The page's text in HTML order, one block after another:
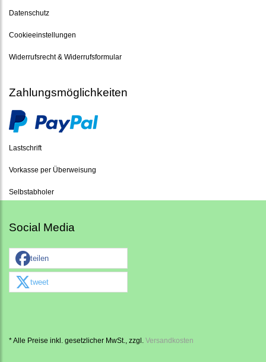
Datenschutz
Cookieeinstellungen
Widerrufsrecht & Widerrufsformular
Zahlungsmöglichkeiten
Lastschrift
Vorkasse per Überweisung
Selbstabholer
Social Media
teilen
tweet
* Alle Preise inkl. gesetzlicher MwSt., zzgl. Versandkosten